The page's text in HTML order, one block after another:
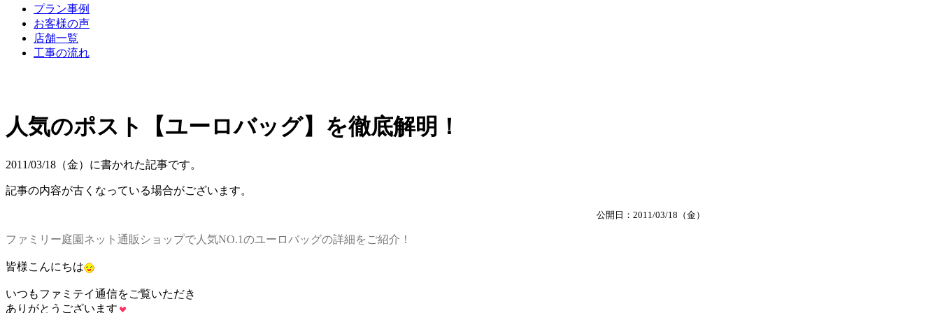
プラン事例
お客様の声
店舗一覧
工事の流れ
人気のポスト【ユーロバッグ】を徹底解明！
2011/03/18（金）に書かれた記事です。
記事の内容が古くなっている場合がございます。
公開日：2011/03/18（金）
ファミリー庭園ネット通販ショップで人気NO.1のユーロバッグの詳細をご紹介！
皆様こんにちは
いつもファミテイ通信をご覧いただき
ありがとうございます